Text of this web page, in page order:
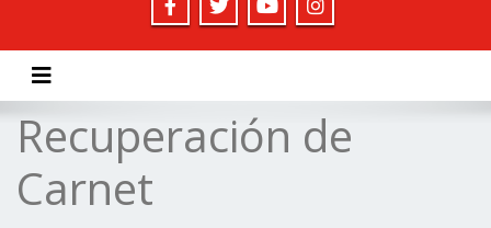
Toggle navigation
Recuperación de
Carnet